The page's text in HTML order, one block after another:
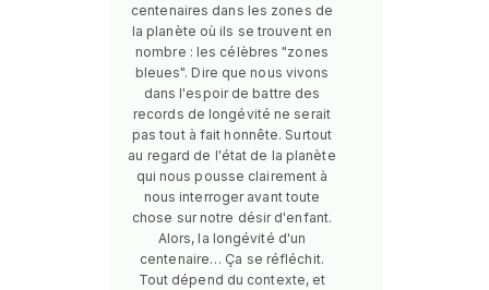
centenaires dans les zones de
la planète où ils se trouvent en
nombre : les célèbres "zones
bleues". Dire que nous vivons
dans l'espoir de battre des
records de longévité ne serait
pas tout à fait honnête. Surtout
au regard de l'état de la planète
qui nous pousse clairement à
nous interroger avant toute
chose sur notre désir d'enfant.
Alors, la longévité d'un
centenaire… Ça se réfléchit.
Tout dépend du contexte, et